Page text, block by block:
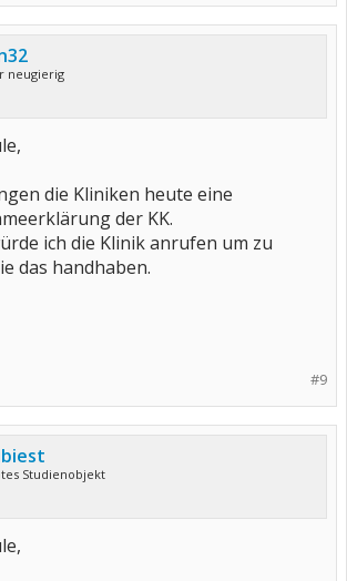
neugierig
die Kliniken heute eine
der KK.
ich die Klinik anrufen um zu
das handhaben.
#9
Studienobjekt